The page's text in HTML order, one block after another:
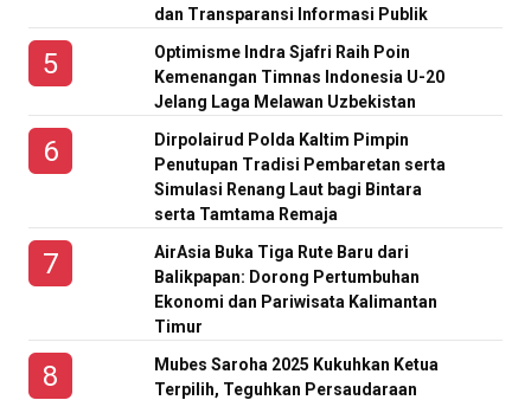
dan Transparansi Informasi Publik
Optimisme Indra Sjafri Raih Poin
Kemenangan Timnas Indonesia U-20
Jelang Laga Melawan Uzbekistan
Dirpolairud Polda Kaltim Pimpin
Penutupan Tradisi Pembaretan serta
Simulasi Renang Laut bagi Bintara
serta Tamtama Remaja
AirAsia Buka Tiga Rute Baru dari
Balikpapan: Dorong Pertumbuhan
Ekonomi dan Pariwisata Kalimantan
Timur
Mubes Saroha 2025 Kukuhkan Ketua
Terpilih, Teguhkan Persaudaraan